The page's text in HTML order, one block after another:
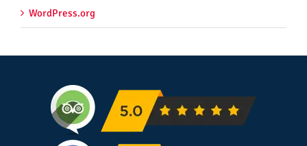
WordPress.org